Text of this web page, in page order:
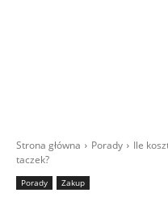
Strona główna Porady
Ile
taczek?
Porady Zakup